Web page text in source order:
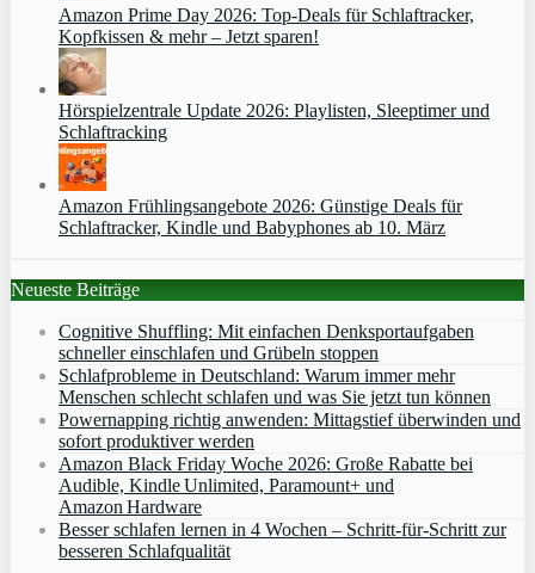
Amazon Prime Day 2026: Top-Deals für Schlaftracker,
Kopfkissen & mehr – Jetzt sparen!
Hörspielzentrale Update 2026: Playlisten, Sleeptimer und
Schlaftracking
Amazon Frühlingsangebote 2026: Günstige Deals für
Schlaftracker, Kindle und Babyphones ab 10. März
Neueste Beiträge
Cognitive Shuffling: Mit einfachen Denksportaufgaben
schneller einschlafen und Grübeln stoppen
Schlafprobleme in Deutschland: Warum immer mehr
Menschen schlecht schlafen und was Sie jetzt tun können
Powernapping richtig anwenden: Mittagstief überwinden und
sofort produktiver werden
Amazon Black Friday Woche 2026: Große Rabatte bei
Audible, Kindle Unlimited, Paramount+ und
Amazon Hardware
Besser schlafen lernen in 4 Wochen – Schritt‑für‑Schritt zur
besseren Schlafqualität